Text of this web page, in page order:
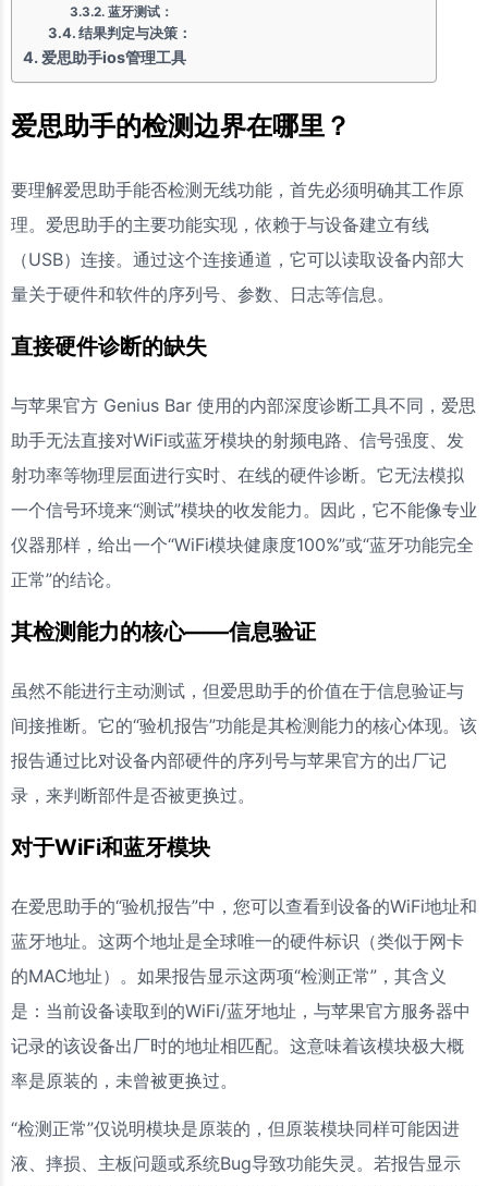
蓝牙测试：
结果判定与决策：
爱思助手ios管理工具
爱思助手的检测边界在哪里？
要理解爱思助手能否检测无线功能，首先必须明确其工作原
理。爱思助手的主要功能实现，依赖于与设备建立有线
（USB）连接。通过这个连接通道，它可以读取设备内部大
量关于硬件和软件的序列号、参数、日志等信息。
直接硬件诊断的缺失
与苹果官方 Genius Bar 使用的内部深度诊断工具不同，爱思
助手无法直接对WiFi或蓝牙模块的射频电路、信号强度、发
射功率等物理层面进行实时、在线的硬件诊断。它无法模拟
一个信号环境来“测试”模块的收发能力。因此，它不能像专业
仪器那样，给出一个“WiFi模块健康度100%”或“蓝牙功能完全
正常”的结论。
其检测能力的核心——信息验证
虽然不能进行主动测试，但爱思助手的价值在于信息验证与
间接推断。它的“验机报告”功能是其检测能力的核心体现。该
报告通过比对设备内部硬件的序列号与苹果官方的出厂记
录，来判断部件是否被更换过。
对于WiFi和蓝牙模块
在爱思助手的“验机报告”中，您可以查看到设备的WiFi地址和
蓝牙地址。这两个地址是全球唯一的硬件标识（类似于网卡
的MAC地址）。如果报告显示这两项“检测正常”，其含义
是：当前设备读取到的WiFi/蓝牙地址，与苹果官方服务器中
记录的该设备出厂时的地址相匹配。这意味着该模块极大概
率是原装的，未曾被更换过。
“检测正常”仅说明模块是原装的，但原装模块同样可能因进
液、摔损、主板问题或系统Bug导致功能失灵。若报告显示